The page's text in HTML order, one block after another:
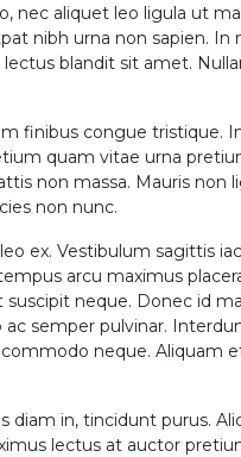
nec aliquet leo ligula ut
nibh urna non sapien. In
blandit sit amet.
finibus congue tristique.
quam vitae urna
non massa. Mauris non
non nunc.
ex. Vestibulum sagittis
arcu maximus
neque. Donec id
semper pulvinar.
neque. Aliquam
diam in, tincidunt purus.
lectus at auctor